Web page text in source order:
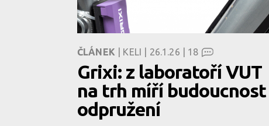
ČLÁNEK | KELI | 26.1.26 | 18
Grixi: z laboratoří VUT
na trh míří budoucnost
odpružení